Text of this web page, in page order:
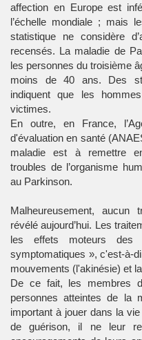
affection en Europe est
l’échelle mondiale ; mais
statistique ne considère
recensés. La maladie de
les personnes du troisième
moins de 40 ans. Des
indiquent que les
victimes.
En outre, en France,
d'évaluation en santé
maladie est à remettre
troubles de l’organisme
au Parkinson.
Malheureusement, aucun
révélé aujourd’hui. Les
les effets moteurs des
symptomatiques », c'est-à-
mouvements (l'akinésie) et
De ce fait, les membres
personnes atteintes de la
important à jouer dans la
de guérison, il ne leur